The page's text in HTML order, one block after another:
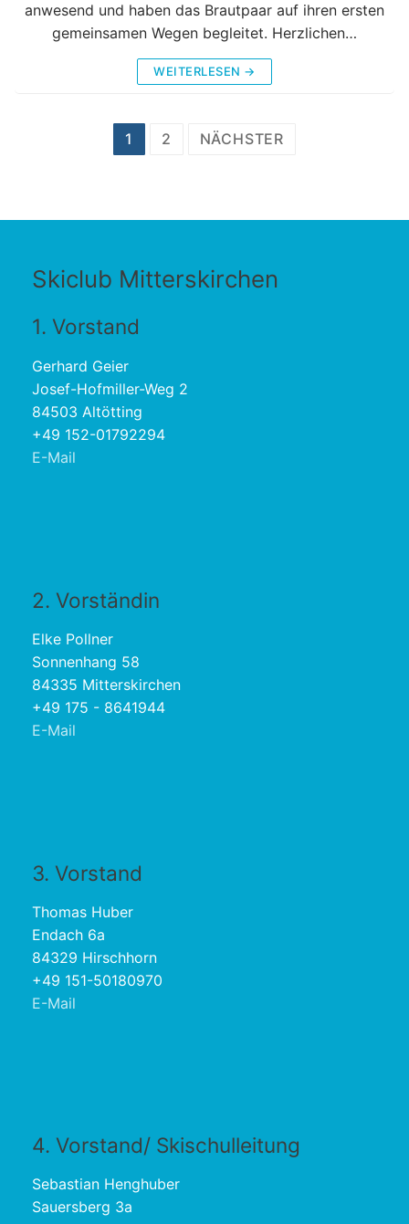
anwesend und haben das Brautpaar auf ihren ersten
gemeinsamen Wegen begleitet. Herzlichen…
WEITERLESEN →
1 2 NÄCHSTER
Skiclub Mitterskirchen
1. Vorstand
Gerhard Geier
Josef-Hofmiller-Weg 2
84503 Altötting
+49 152-01792294
E-Mail
2. Vorständin
Elke Pollner
Sonnenhang 58
84335 Mitterskirchen
+49 175 - 8641944
E-Mail
3. Vorstand
Thomas Huber
Endach 6a
84329 Hirschhorn
+49 151-50180970
E-Mail
4. Vorstand/ Skischulleitung
Sebastian Henghuber
Sauersberg 3a